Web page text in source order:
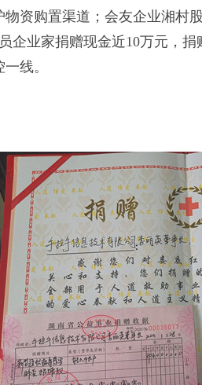
资购置渠道；会友企业湘村
企业家捐赠现金近10万元，
线。